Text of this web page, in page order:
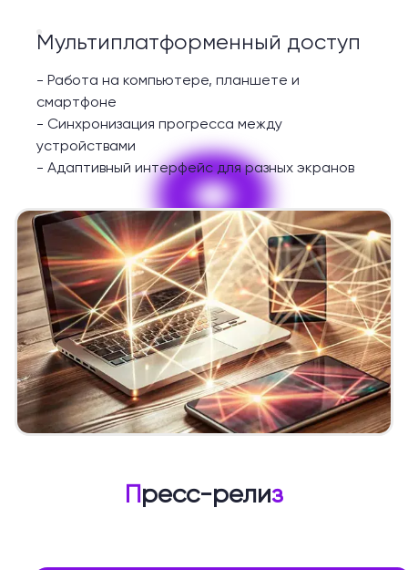
9
Мультиплатформенный доступ
- Работа на компьютере, планшете и
смартфоне
- Синхронизация прогресса между
устройствами
- Адаптивный интерфейс для разных экранов
Пресс-релиз